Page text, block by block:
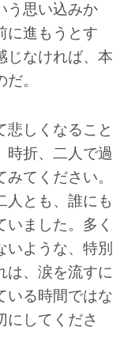
う思い込みか
に進もうとす
じなければ、本
。
悲しくなること
時折、二人で過
てください。
人とも、誰にも
いました。多く
いような、特別
は、涙を流すに
いる時間ではな
にしてくださ